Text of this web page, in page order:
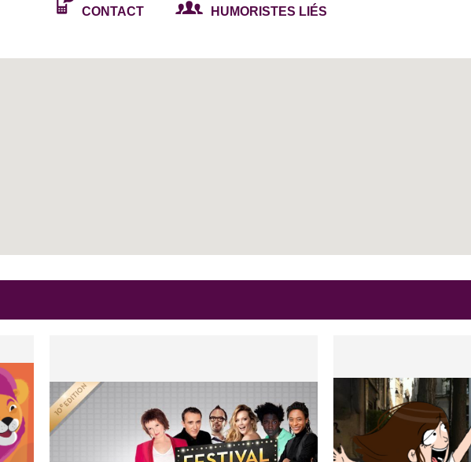
+ et membre du Studio
show man, Yann attrape
Il joue en ce moment son
nous fait découvrir ses
et anecdotes qui nous
ses preuves au Paname
les mecs », il aborde les
CONTACT HUMORISTES LIÉS